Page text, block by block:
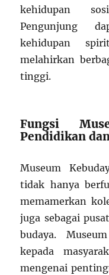
kehidupan
Pengunjung
kehidupan
melahirkan
tinggi.
Fungsi
Pendidikan
Museum
tidak hanya
memamerkan
juga sebagai
budaya.
kepada
mengenai